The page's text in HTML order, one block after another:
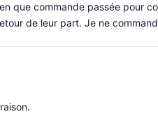
que commande passée pour
de leur part. Je ne